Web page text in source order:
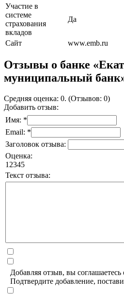
Участие в
системе
страхования
вкладов
Да
Сайт www.emb.ru
Отзывы о банке
муниципальный
Средняя оценка: 0. (Отзывов: 0)
Добавить отзыв:
Имя: *
Email: *
Заголовок отзыва:
Оценка:
1 2345
Текст отзыва:
Добавляя отзыв, вы соглашаетесь
Подтвердите добавление,